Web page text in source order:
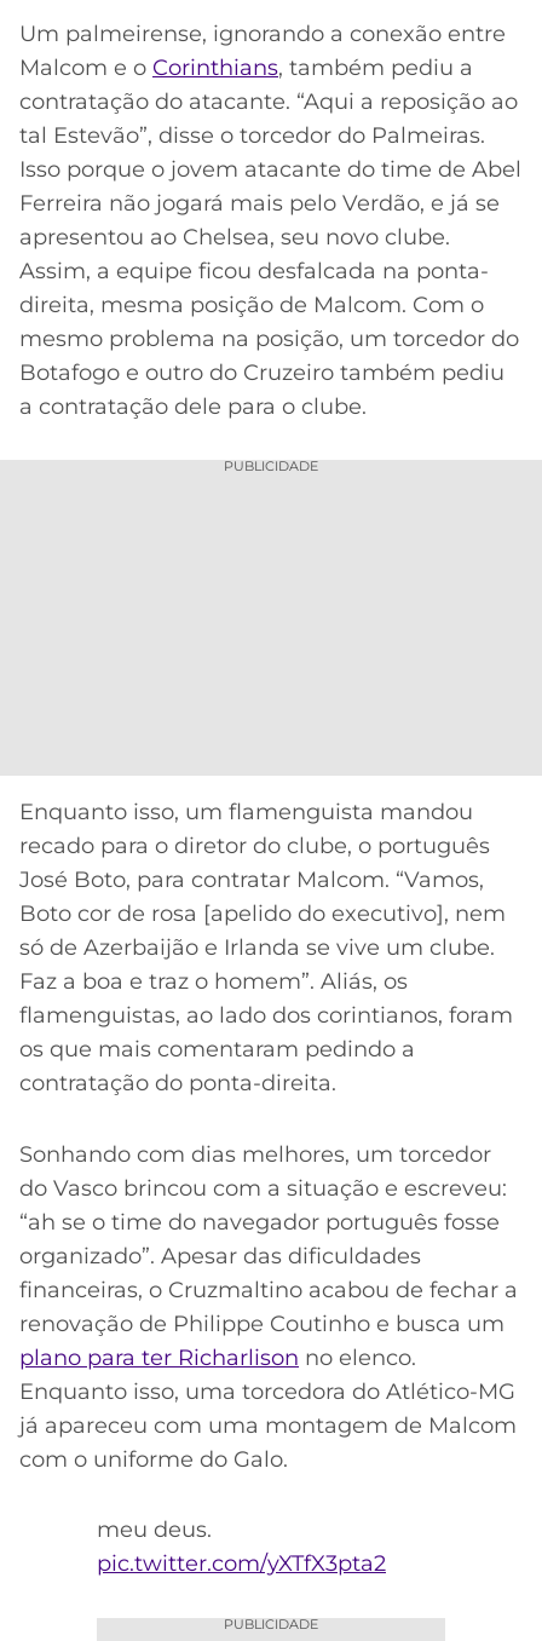
Um palmeirense, ignorando a conexão entre
Malcom e o Corinthians, também pediu a
contratação do atacante. “Aqui a reposição ao
tal Estevão”, disse o torcedor do Palmeiras.
Isso porque o jovem atacante do time de Abel
Ferreira não jogará mais pelo Verdão, e já se
apresentou ao Chelsea, seu novo clube.
Assim, a equipe ficou desfalcada na ponta-
direita, mesma posição de Malcom. Com o
mesmo problema na posição, um torcedor do
Botafogo e outro do Cruzeiro também pediu
a contratação dele para o clube.
PUBLICIDADE
Enquanto isso, um flamenguista mandou
recado para o diretor do clube, o português
José Boto, para contratar Malcom. “Vamos,
Boto cor de rosa [apelido do executivo], nem
só de Azerbaijão e Irlanda se vive um clube.
Faz a boa e traz o homem”. Aliás, os
flamenguistas, ao lado dos corintianos, foram
os que mais comentaram pedindo a
contratação do ponta-direita.
Sonhando com dias melhores, um torcedor
do Vasco brincou com a situação e escreveu:
“ah se o time do navegador português fosse
organizado”. Apesar das dificuldades
financeiras, o Cruzmaltino acabou de fechar a
renovação de Philippe Coutinho e busca um
plano para ter Richarlison no elenco.
Enquanto isso, uma torcedora do Atlético-MG
já apareceu com uma montagem de Malcom
com o uniforme do Galo.
meu deus.
pic.twitter.com/yXTfX3pta2
PUBLICIDADE